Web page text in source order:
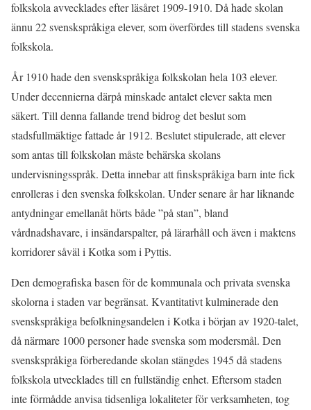
folkskola avvecklades efter läsåret 1909-1910. Då hade skolan
ännu 22 svenskspråkiga elever, som överfördes till stadens svenska
folkskola.
År 1910 hade den svenskspråkiga folkskolan hela 103 elever.
Under decennierna därpå minskade antalet elever sakta men
säkert. Till denna fallande trend bidrog det beslut som
stadsfullmäktige fattade år 1912. Beslutet stipulerade, att elever
som antas till folkskolan måste behärska skolans
undervisningsspråk. Detta innebar att finskspråkiga barn inte fick
enrolleras i den svenska folkskolan. Under senare år har liknande
antydningar emellanåt hörts både ”på stan”, bland
vårdnadshavare, i insändarspalter, på lärarhåll och även i maktens
korridorer såväl i Kotka som i Pyttis.
Den demografiska basen för de kommunala och privata svenska
skolorna i staden var begränsat. Kvantitativt kulminerade den
svenskspråkiga befolkningsandelen i Kotka i början av 1920-talet,
då närmare 1000 personer hade svenska som modersmål. Den
svenskspråkiga förberedande skolan stängdes 1945 då stadens
folkskola utvecklades till en fullständig enhet. Eftersom staden
inte förmådde anvisa tidsenliga lokaliteter för verksamheten, tog